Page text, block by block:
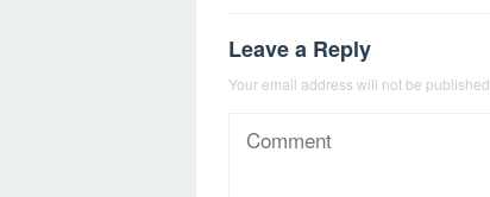
Leave a Reply
Your email address will not be published.